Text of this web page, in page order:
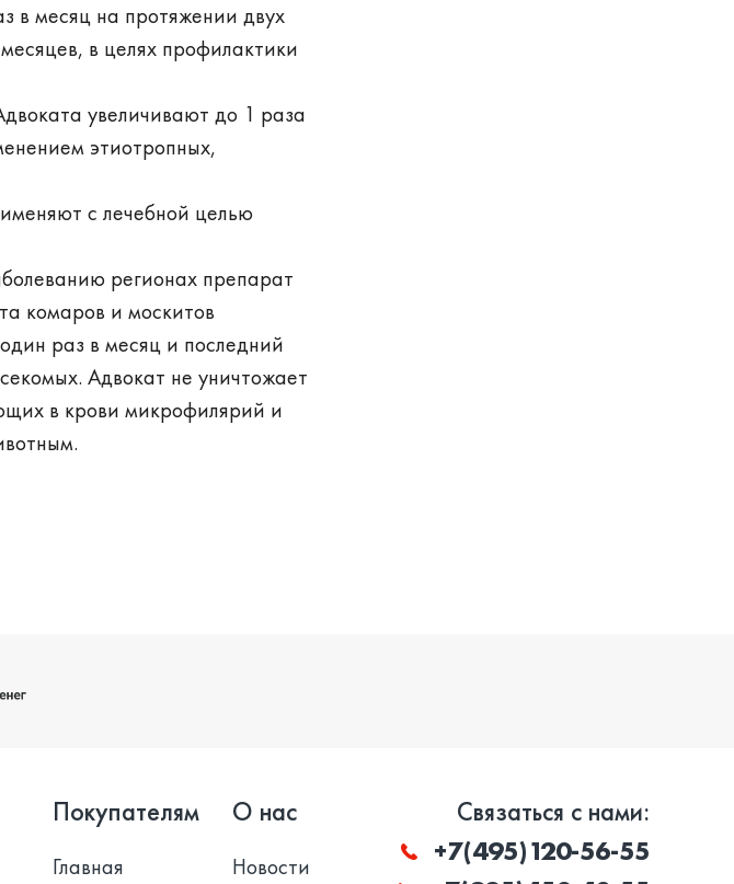
в месяц на протяжении двух
в целях профилактики
увеличивают до 1 раза
этиотропных,
с лечебной целью
регионах препарат
комаров и москитов
раз в месяц и последний
Адвокат не уничтожает
в крови микрофилярий и
Покупателям
Главная
О нас
Новости
Связаться с нами:
+7(495)120-56-55